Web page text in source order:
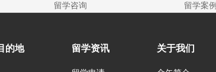
留学咨询 留学案例
的地 留学资讯 关于我们